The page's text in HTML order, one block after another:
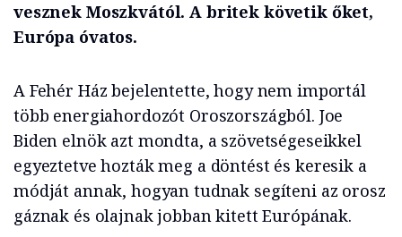
vesznek Moszkvától. A britek követik őket,
Európa óvatos.
A Fehér Ház bejelentette, hogy nem importál
több energiahordozót Oroszországból. Joe
Biden elnök azt mondta, a szövetségeseikkel
egyeztetve hozták meg a döntést és keresik a
módját annak, hogyan tudnak segíteni az orosz
gáznak és olajnak jobban kitett Európának.